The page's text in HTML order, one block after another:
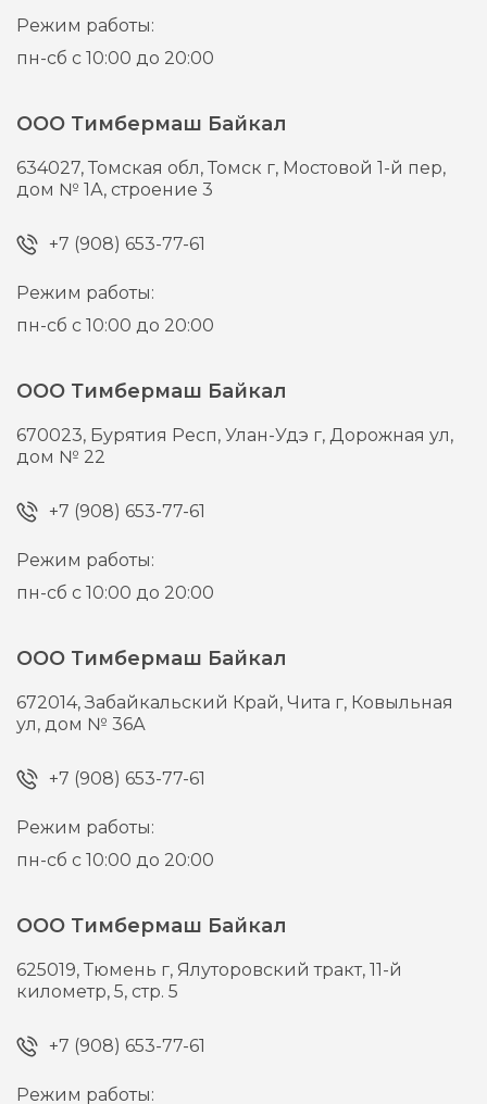
Режим работы:
пн-сб с 10:00 до 20:00
ООО Тимбермаш Байкал
634027,Томская обл, Томск г, Мостовой 1-й пер,
дом № 1А, строение 3
+7 (908) 653-77-61
Режим работы:
пн-сб с 10:00 до 20:00
ООО Тимбермаш Байкал
670023, Бурятия Респ, Улан-Удэ г,Дорожная ул,
дом № 22
+7 (908) 653-77-61
Режим работы:
пн-сб с 10:00 до 20:00
ООО Тимбермаш Байкал
672014,Забайкальский Край, Чита г, Ковыльная
ул, дом № 36А
+7 (908) 653-77-61
Режим работы:
пн-сб с 10:00 до 20:00
ООО Тимбермаш Байкал
625019,Тюмень г, Ялуторовский тракт, 11-й
километр, 5, стр. 5
+7 (908) 653-77-61
Режим работы: